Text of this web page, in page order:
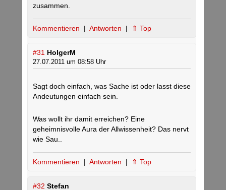
zusammen.
Kommentieren | Antworten | ⇑ Top
#31 HolgerM
27.07.2011 um 08:58 Uhr
Sagt doch einfach, was Sache ist oder lasst diese
Andeutungen einfach sein.
Was wollt ihr damit erreichen? Eine
geheimnisvolle Aura der Allwissenheit? Das nervt
wie Sau..
Kommentieren | Antworten | ⇑ Top
#32 Stefan